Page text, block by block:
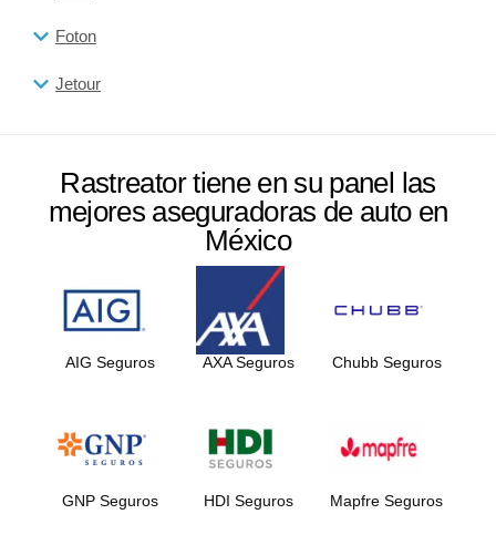
Foton
Jetour
Rastreator tiene en su panel las
mejores aseguradoras de auto en
México
AIG Seguros AXA Seguros Chubb Seguros
GNP Seguros HDI Seguros Mapfre Seguros